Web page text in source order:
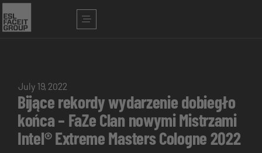
July 19, 2022
Bijące rekordy wydarzenie dobiegło
końca – FaZe Clan nowymi Mistrzami
Intel® Extreme Masters Cologne 2022